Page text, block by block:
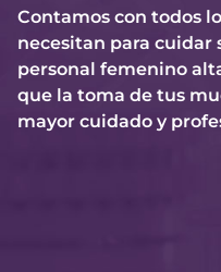
Contamos con todos
necesitan para cuidar
personal femenino
que la toma de tus
mayor cuidado y